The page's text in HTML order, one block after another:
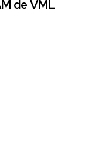
de VML